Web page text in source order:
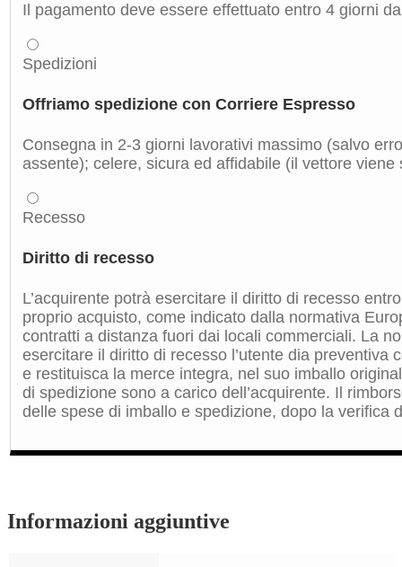
Il pagamento deve essere effettuato entro 4 giorni
Spedizioni
Offriamo spedizione con Corriere Espresso
Consegna in 2-3 giorni lavorativi massimo (salvo
assente); celere, sicura ed affidabile (il vettore
Recesso
Diritto di recesso
L’acquirente potrà esercitare il diritto di recesso
proprio acquisto, come indicato dalla normativa
contratti a distanza fuori dai locali commerciali. La
esercitare il diritto di recesso l’utente dia preventiva
e restituisca la merce integra, nel suo imballo
di spedizione sono a carico dell’acquirente. Il
delle spese di imballo e spedizione, dopo la verifica
Informazioni aggiuntive